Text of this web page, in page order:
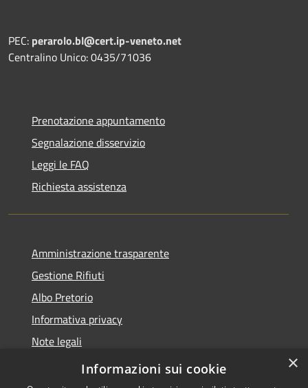
PEC: perarolo.bl@cert.ip-veneto.net
Centralino Unico: 0435/71036
Prenotazione appuntamento
Segnalazione disservizio
Leggi le FAQ
Richiesta assistenza
Amministrazione trasparente
Gestione Rifiuti
Albo Pretorio
Informativa privacy
Note legali
Dichiarazione di accessibilità
×
Informazioni sui cookie